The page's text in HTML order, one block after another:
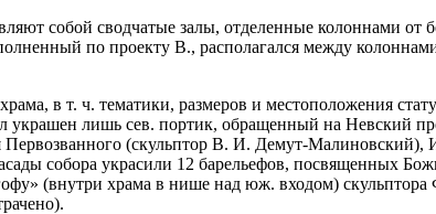
собой сводчатые залы, отделенные колоннами
по проекту В., располагался между
в т. ч. тематики, размеров и местоположения
украшен лишь сев. портик, обращенный на Невский
(скульптор В. И. Демут-Малиновский),
собора украсили 12 барельефов, посвященных
(внутри храма в нише над юж. входом)